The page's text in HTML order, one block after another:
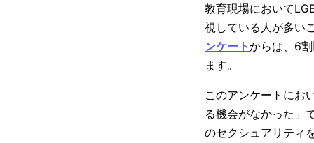
教育現場において
視している人が多い
ンケートからは、6
ます。
このアンケートにお
る機会がなかった」
のセクシュアリティ